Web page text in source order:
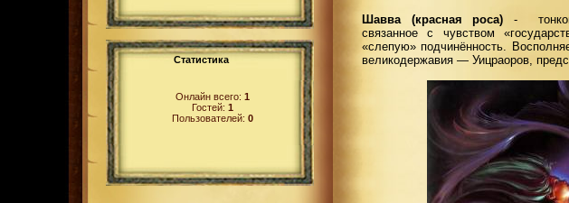
Статистика
Онлайн всего: 1
Гостей: 1
Пользователей: 0
Шавва (красная роса) -
связанное с чувством
«слепую» подчинённость.
великодержавия — Уицраоров,